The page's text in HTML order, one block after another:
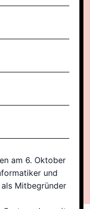
am 6. Oktober
und
Mitbegründer